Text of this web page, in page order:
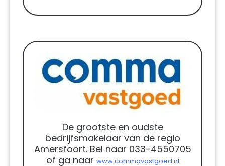
De grootste en oudste
bedrijfsmakelaar van de regio
Amersfoort. Bel naar 033-4550705
of ga naar www.commavastgoed.nl